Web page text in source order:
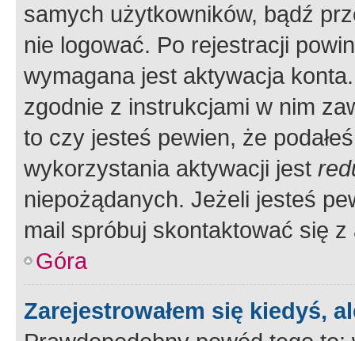
samych użytkowników, bądź
nie logować. Po rejestracji
wymagana jest aktywacja
zgodnie z instrukcjami w nim
to czy jesteś pewien, że
wykorzystania aktywacji jest
niepożądanych. Jeżeli jesteś
mail spróbuj skontaktować się
Góra
Zarejestrowałem się kiedyś,